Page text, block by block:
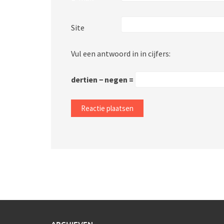
Site
Vul een antwoord in in cijfers:
dertien − negen =